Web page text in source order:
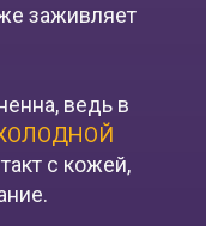
заживляет
ведь в
с кожей,